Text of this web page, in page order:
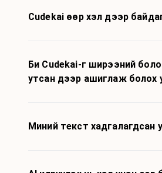
Cudekai өөр хэл дээр
Би Cudekai-г ширээний
утсан дээр ашиглаж болох
Миний текст хадгалагдсан